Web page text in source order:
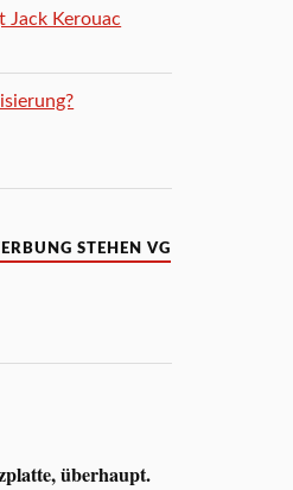
Jack Kerouac
STEHEN VG
überhaupt.